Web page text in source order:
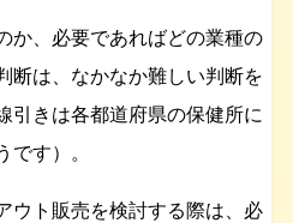
か、必要であればどの業種の
断は、なかなか難しい判断を
引きは各都道府県の保健所に
す）。
ウト販売を検討する際は、必